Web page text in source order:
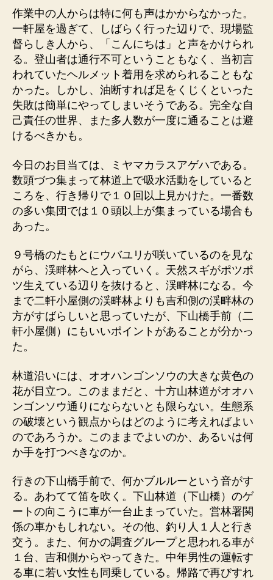
作業中の人からは特に何も声はかからなかった。
一軒屋を過ぎて、しばらく行った辺りで、現場監
督らしき人から、「こんにちは」と声をかけられ
る。登山者は通行不可ということもなく、当初言
われていたヘルメット着用を求められることもな
かった。しかし、油断すれば足をくじくといった
失敗は簡単にやってしまいそうである。完全な自
己責任の世界、また多人数が一度に通ることは避
けるべきかも。
今日のお目当ては、ミヤマカラスアゲハである。
数頭づつ集まって林道上で吸水活動をしていると
ころを、行き帰りで１０回以上見かけた。一番数
の多い集団では１０頭以上が集まっている場合も
あった。
９号橋のたもとにウバユリが咲いているのを見な
がら、渓畔林へと入っていく。天然スギがポツポ
ツ生えている辺りを抜けると、渓畔林になる。今
まで二軒小屋側の渓畔林よりも吉和側の渓畔林の
方がすばらしいと思っていたが、下山橋手前（二
軒小屋側）にもいいポイントがあることが分かっ
た。
林道沿いには、オオハンゴンソウの大きな黄色の
花が目立つ。このままだと、十方山林道がオオハ
ンゴンソウ通りにならないとも限らない。生態系
の破壊という観点からはどのように考えればよい
のであろうか。このままでよいのか、あるいは何
か手を打つべきなのか。
行きの下山橋手前で、何かブルルーという音がす
る。あわてて笛を吹く。下山林道（下山橋）のゲ
ートの向こうに車が一台止まっていた。営林署関
係の車かもしれない。その他、釣り人１人と行き
交う。また、何かの調査グループと思われる車が
１台、吉和側からやってきた。中年男性の運転す
る車に若い女性も同乗している。帰路で再びすれ